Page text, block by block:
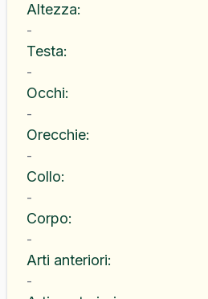
Altezza:
-
Testa:
-
Occhi:
-
Orecchie:
-
Collo:
-
Corpo:
-
Arti anteriori:
-